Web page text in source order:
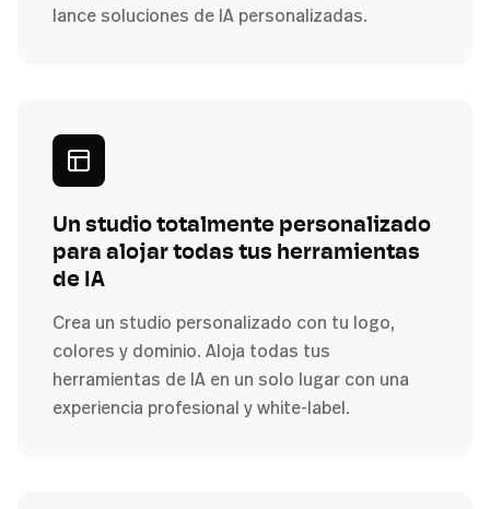
lance soluciones de IA personalizadas.
Un studio totalmente personalizado
para alojar todas tus herramientas
de IA
Crea un studio personalizado con tu logo,
colores y dominio. Aloja todas tus
herramientas de IA en un solo lugar con una
experiencia profesional y white-label.